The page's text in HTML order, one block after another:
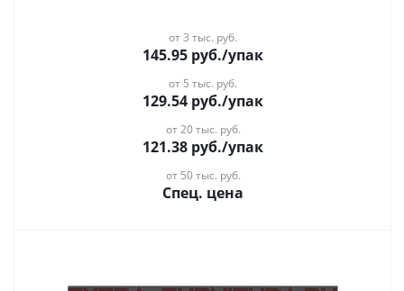
от 3 тыс. руб.
145.95 руб./упак
от 5 тыс. руб.
129.54 руб./упак
от 20 тыс. руб.
121.38 руб./упак
от 50 тыс. руб.
Спец. цена